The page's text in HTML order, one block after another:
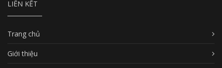
LIÊN KẾT
Trang chủ
Giới thiệu